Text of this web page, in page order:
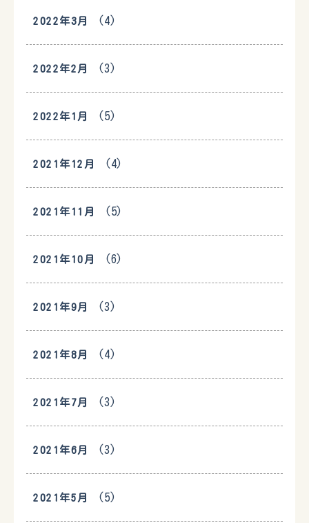
2022年3月 (4)
2022年2月 (3)
2022年1月 (5)
2021年12月 (4)
2021年11月 (5)
2021年10月 (6)
2021年9月 (3)
2021年8月 (4)
2021年7月 (3)
2021年6月 (3)
2021年5月 (5)